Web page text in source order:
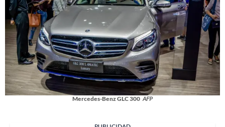
Mercedes-Benz GLC 300 AFP